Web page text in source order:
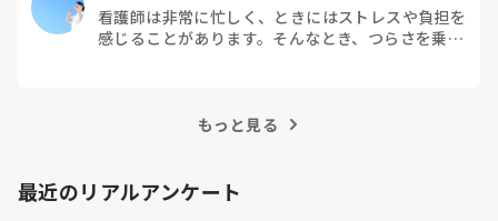
看護師は非常に忙しく、ときにはストレスや負担を
感じることがあります。そんなとき、つらさを乗り
もっと見る
最近のリアルアンケート